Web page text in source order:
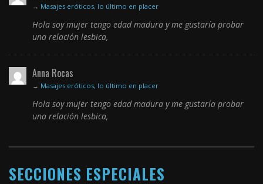
→ Masajes eróticos, lo último en placer
Hola soy mujer tengo edad madura y me gustaría probar
una relación lesbica,
Anna Rocas
→ Masajes eróticos, lo último en placer
Hola soy mujer tengo edad madura y me gustaría probar
una relación lesbica,
SECCIONES ESPECIALES